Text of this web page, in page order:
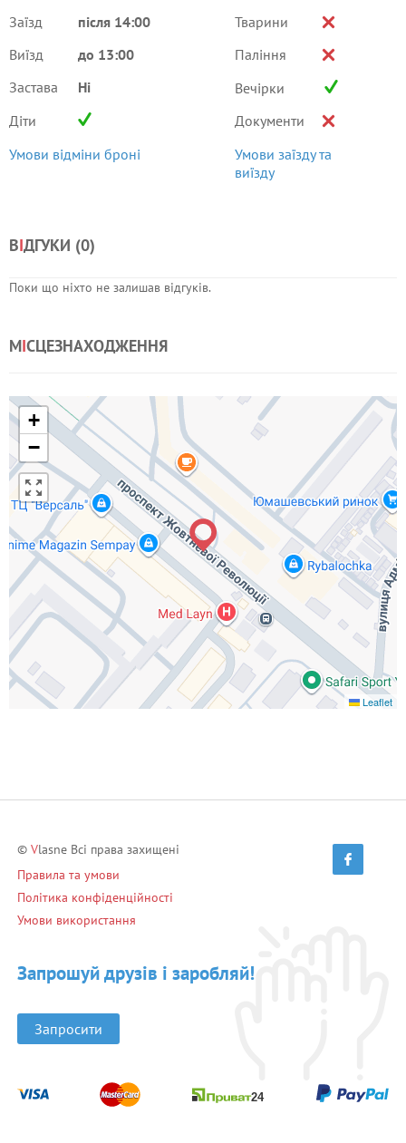
Заїзд
після 14:00
Виїзд
до 13:00
Застава
Ні
Діти
Умови відміни броні
Тварини
Паління
Вечірки
Документи
Умови заїзду та
виїзду
ВІДГУКИ (0)
Поки що ніхто не залишав відгуків.
МІСЦЕЗНАХОДЖЕННЯ
+
−
Leaflet
© Vlasne Всі права захищені
Правила та умови
Політика конфіденційності
Умови використання
Запрошуй друзів і заробляй!
Запросити